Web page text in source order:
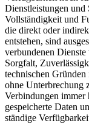
Dienstleistungen
Vollständigkeit und
die direkt oder
entstehen, sind
verbundenen
Sorgfalt,
technischen
ohne Unterbrechung
Verbindungen immer
gespeicherte Daten
ständige